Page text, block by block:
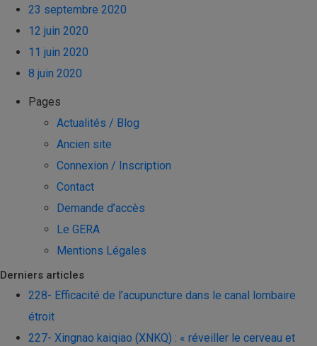
23 septembre 2020
12 juin 2020
11 juin 2020
8 juin 2020
Pages
Actualités / Blog
Ancien site
Connexion / Inscription
Contact
Demande d’accès
Le GERA
Mentions Légales
Derniers articles
228- Efficacité de l’acupuncture dans le canal lombaire
étroit
227- Xingnao kaiqiao (XNKQ) : « réveiller le cerveau et